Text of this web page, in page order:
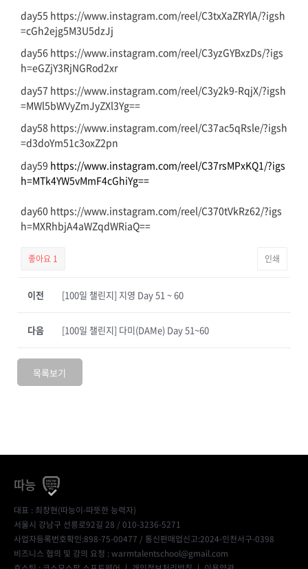
day55 https://www.instagram.com/reel/C3txXaZRYlA/?igsh
=cGh2ejg5M3U5dzJj
day56 https://www.instagram.com/reel/C3yzGYBxzDs/?igs
h=eGZjY3RjNGRod2xr
day57 https://www.instagram.com/reel/C3y2k9-RqjX/?igsh
=MWl5bWVyZmJyZXl3Yg==
day58 https://www.instagram.com/reel/C37ac5qRsle/?igsh
=d3doYm51c3oxZ2pn
day59 https://www.instagram.com/reel/C37rsMPxKQ1/?igs
h=MTk4YW5vMmF4cGhiYg==
day60 https://www.instagram.com/reel/C370tVkRz62/?igs
h=MXRhbjA4aWZqdWRiaQ==
좋아요 1 인쇄
이전 [100일 챌린지] 지영 Day 51 ~ 60
[100일 챌린지] 다미(DAMe) Day 51~60
다음
목록보기
따능
대표 : 최창현(따능이-따뜻한 능력자)
서울시 강남구 선릉로92길 28 / 010-3236-5271
사업자등록번호확인:898-75-00477 / 통신판매업신고:2024-인천서구-0398
비즈니스 협의 및 강의 요청 : warmtalentschool@gmail.com